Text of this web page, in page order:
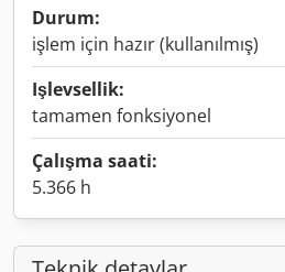
Durum:
işlem için hazır (kullanılmış)
Işlevsellik:
tamamen fonksiyonel
Çalışma saati:
5.366 h